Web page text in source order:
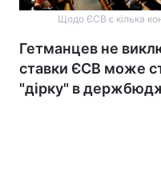
Щодо ЄСВ є кілька
Гетманцев не
ставки ЄСВ може
"дірку" в